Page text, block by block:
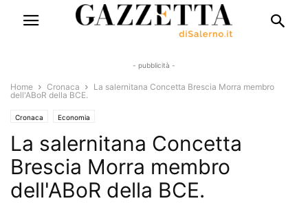
- pubblicità -
Home Cronaca
La salernitana Concetta Brescia Morra membro
dell'ABoR della BCE.
Cronaca Economia
La salernitana Concetta
Brescia Morra membro
dell'ABoR della BCE.